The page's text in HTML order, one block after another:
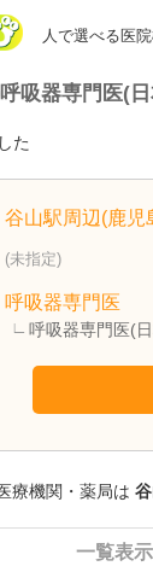
人で選べる医
吸器専門医(
た
谷山駅周辺(鹿児
(未指定)
呼吸器専門医
呼吸器専門医(
療機関・薬局は
一覧表示